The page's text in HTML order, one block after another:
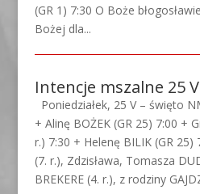
(GR 1) 7:30 O Boże
Bożej dla...
Intencje mszalne 25
Poniedziałek, 25 V – święto
+ Alinę BOŻEK (GR 25) 7:00 +
r.) 7:30 + Helenę BILIK (GR 25)
(7. r.), Zdzisława, Tomasza
BREKERE (4. r.), z rodziny